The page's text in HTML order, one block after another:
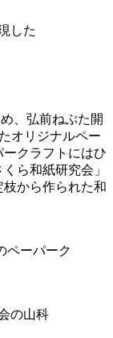
した
、弘前ねぷた開
オリジナルペー
クラフトにはひ
ら和紙研究会」
から作られた和
ペーパーク
の山科